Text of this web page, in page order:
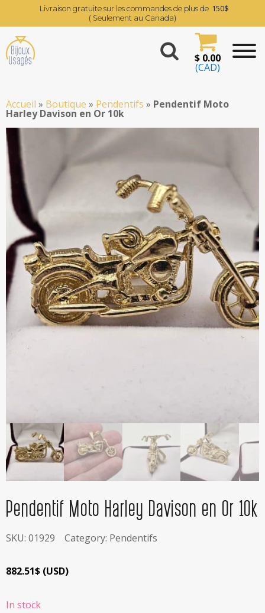
Livraison gratuite sur les commandes de plus de 150$
( Seulement au Canada)
$0.00
(CAD)
Accueil » Boutique » Pendentifs » Pendentif Moto
Harley Davison en Or 10k
Pendentif Moto Harley Davison en Or 10k
SKU: 01929 Category: Pendentifs
882.51$ (USD)
In stock